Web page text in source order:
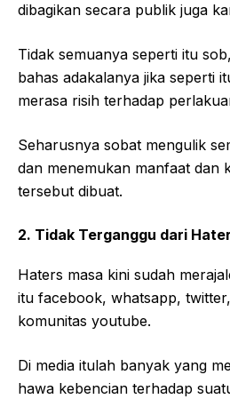
dibagikan secara publik juga
Tidak semuanya seperti itu
bahas adakalanya jika seperti
merasa risih terhadap
Seharusnya sobat mengulik
dan menemukan manfaat dan
tersebut dibuat.
2. Tidak Terganggu dari
Haters masa kini sudah
itu facebook, whatsapp,
komunitas youtube.
Di media itulah banyak yang
hawa kebencian terhadap